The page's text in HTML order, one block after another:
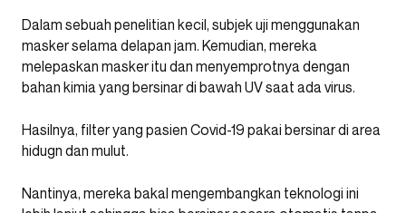
Dalam sebuah penelitian kecil, subjek uji menggunakan
masker selama delapan jam. Kemudian, mereka
melepaskan masker itu dan menyemprotnya dengan
bahan kimia yang bersinar di bawah UV saat ada virus.
Hasilnya, filter yang pasien Covid-19 pakai bersinar di area
hidugn dan mulut.
Nantinya, mereka bakal mengembangkan teknologi ini